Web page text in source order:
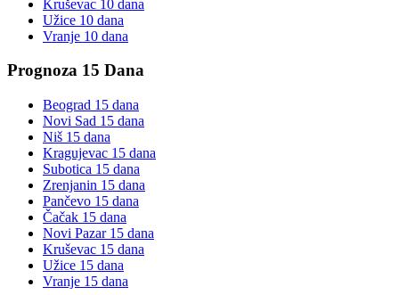
Kruševac 10 dana
Užice 10 dana
Vranje 10 dana
Prognoza 15 Dana
Beograd 15 dana
Novi Sad 15 dana
Niš 15 dana
Kragujevac 15 dana
Subotica 15 dana
Zrenjanin 15 dana
Pančevo 15 dana
Čačak 15 dana
Novi Pazar15 dana
Kruševac 15 dana
Užice 15 dana
Vranje 15 dana